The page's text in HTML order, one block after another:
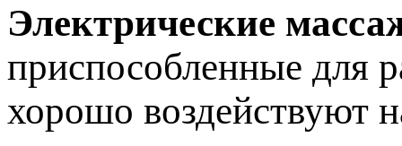
Электрические
приспособленные для
хорошо воздействуют